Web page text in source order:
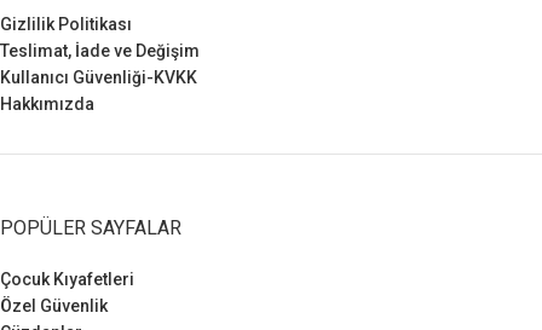
Gizlilik Politikası
Teslimat, İade ve Değişim
Kullanıcı Güvenliği-KVKK
Hakkımızda
POPÜLER SAYFALAR
Çocuk Kıyafetleri
Özel Güvenlik